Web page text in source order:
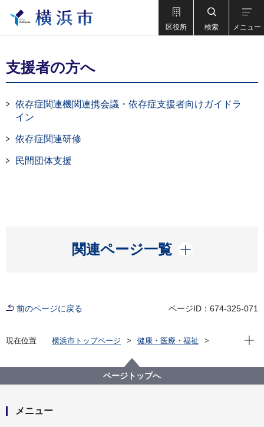
区役所 検索 メニュー
支援者の方へ
依存症関連機関連携会議・依存症支援者向けガイドラ
イン
依存症関連研修
民間団体支援
関連ページ一覧
開く
前のページに戻る ページID：674-325-071
現在位置 横浜市トップページ
健康・医療・福祉
依存症対策～やめたくてもやめられない方々へ～
現在
ページトップへ
メニュー